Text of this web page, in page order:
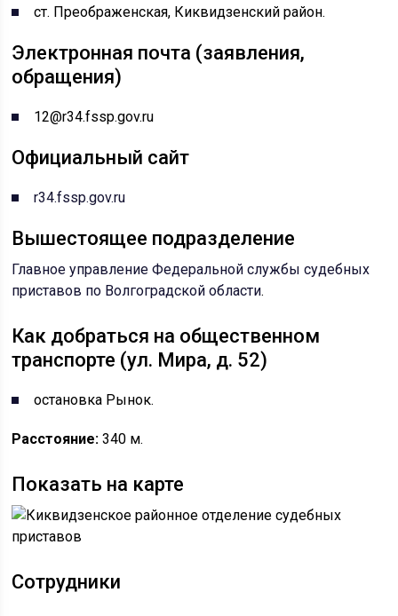
ст. Преображенская, Киквидзенский район.
Электронная почта (заявления,
обращения)
12@r34.fssp.gov.ru
Официальный сайт
r34.fssp.gov.ru
Вышестоящее подразделение
Главное управление Федеральной службы судебных
приставов по Волгоградской области.
Как добраться на общественном
транспорте (ул. Мира, д. 52)
остановка Рынок.
Расстояние:340 м.
Показать на карте
Сотрудники